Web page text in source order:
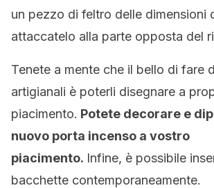
un pezzo di feltro delle dimensioni
attaccatelo alla parte opposta del
Tenete a mente che il bello di fare
artigianali è poterli disegnare a
piacimento. Potete decorare e
nuovo porta incenso a vostro
piacimento. Infine, è possibile
bacchette contemporaneamente.